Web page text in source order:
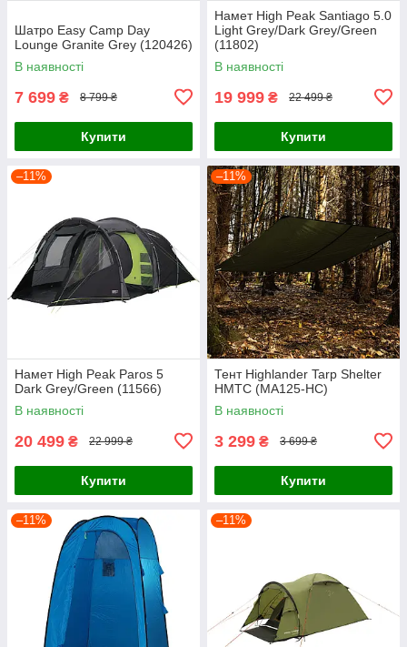
Шатро Easy Camp Day
Lounge Granite Grey (120426)
В наявності
7 699 ₴ 8 799 ₴
Купити
Намет High Peak Santiago 5.0
Light Grey/Dark Grey/Green
(11802)
В наявності
19 999 ₴ 22 499 ₴
Купити
–11%
Намет High Peak Paros 5
Dark Grey/Green (11566)
В наявності
20 499 ₴ 22 999 ₴
Купити
–11%
Тент Highlander Tarp Shelter
HMTC (MA125-HC)
В наявності
3 299 ₴ 3 699 ₴
Купити
–11% –11%